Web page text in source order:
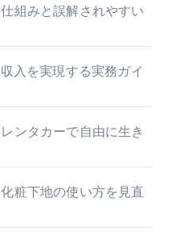
組みと誤解されやすい
入を実現する実務ガイ
ンタカーで自由に生き
粧下地の使い方を見直